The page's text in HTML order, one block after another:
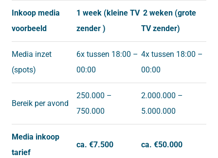
Inkoop media
voorbeeld
1 week (kleine TV
zender )
2 weken (grote
TV zender)
Media inzet
(spots)
6x tussen 18:00 –
00:00
4x tussen 18:00 –
00:00
Bereik per avond
250.000 –
750.000
2.000.000 –
5.000.000
Media inkoop
tarief
ca. €7.500 ca. €50.000